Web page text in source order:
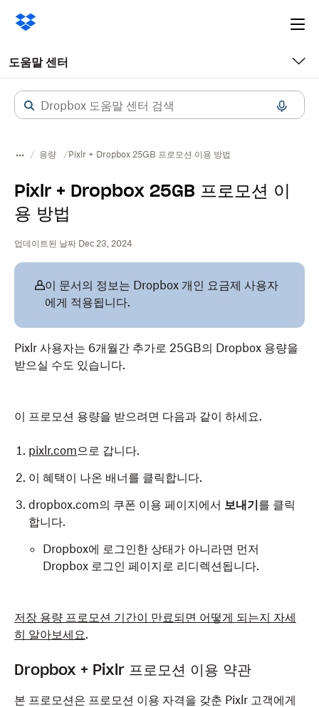
도움말 센터
용량 Pixlr + Dropbox 25GB 프로모션 이용 방법
Pixlr + Dropbox 25GB 프로모션 이
용 방법
업데이트된 날짜 Dec 23, 2024
이 문서의 정보는 Dropbox 개인 요금제 사용자
에게 적용됩니다.
Pixlr 사용자는 6개월간 추가로 25GB의 Dropbox 용량을
받으실 수도 있습니다.
이 프로모션 용량을 받으려면 다음과 같이 하세요.
pixlr.com으로 갑니다.
이 혜택이 나온 배너를 클릭합니다.
dropbox.com의 쿠폰 이용 페이지에서 보내기를 클릭
합니다.
Dropbox에 로그인한 상태가 아니라면 먼저
Dropbox 로그인 페이지로 리디렉션됩니다.
저장 용량 프로모션 기간이 만료되면 어떻게 되는지 자세
히 알아보세요.
Dropbox + Pixlr 프로모션 이용 약관
본 프로모션은 프로모션 이용 자격을 갖춘 Pixlr 고객에게